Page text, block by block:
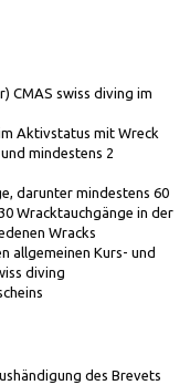
CMAS swiss diving im
Aktivstatus mit Wreck
mindestens 2
darunter mindestens 60
Wracktauchgänge in der
Wracks
allgemeinen Kurs- und
diving
des Brevets